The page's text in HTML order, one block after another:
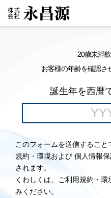
20歳未満
お客様の年齢を確認さ
誕生年を西暦
このフォームを送信するこ
規約・環境および 個人情報
されます。
くわしくは、ご利用規約・
みください。